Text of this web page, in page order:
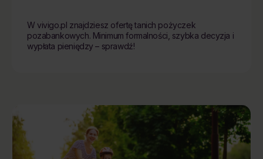
W vivigo.pl znajdziesz ofertę tanich pożyczek
pozabankowych. Minimum formalności, szybka decyzja i
wypłata pieniędzy – sprawdź!